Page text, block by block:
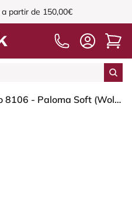
a partir de 150,00€
HÅG Capisco 8106 - Paloma Soft (Wollsdorf) - Cuero semi-anilina - ATG55130 - Dark brown - Black - 200 mm (seat height 46-64cm) - Hard castors for soft floors